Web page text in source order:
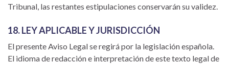
Tribunal, las restantes estipulaciones conservarán su validez.
18. LEY APLICABLE Y JURISDICCIÓN
El presente Aviso Legal se regirá por la legislación española.
El idioma de redacción e interpretación de este texto legal de